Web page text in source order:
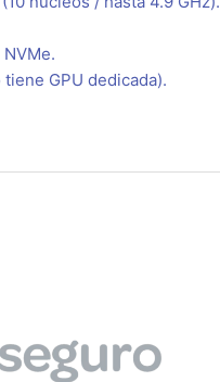
GPU dedicada).